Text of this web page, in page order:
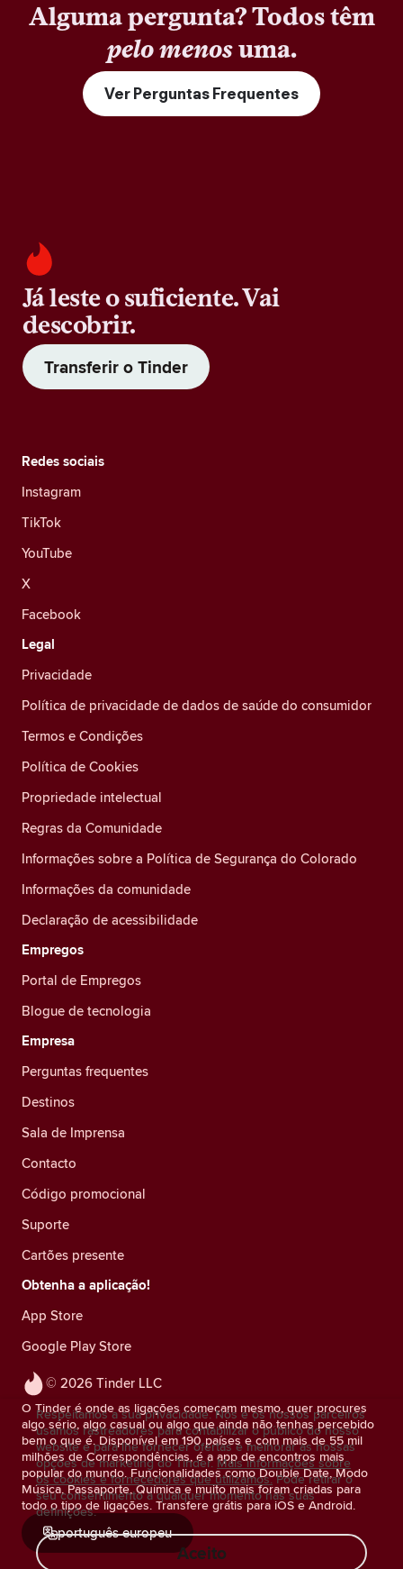
Alguma pergunta? Todos têm
pelo menosuma.
Ver Perguntas Frequentes
Já leste o suficiente. Vai
descobrir.
Transferir o Tinder
© 2026 Tinder LLC
O Tinder é onde as ligações começam mesmo, quer procures
algo sério, algo casual ou algo que ainda não tenhas percebido
bem o que é. Disponível em 190 países e com mais de 55 mil
milhões de Correspondências, é a app de encontros mais
popular do mundo. Funcionalidades como Double Date, Modo
Música, Passaporte, Química e muito mais foram criadas para
todo o tipo de ligações. Transfere grátis para iOS e Android.
português europeu
Redes sociais
Instagram
TikTok
YouTube
X
Facebook
Legal
Privacidade
Política de privacidade de dados de saúde do consumidor
Termos e Condições
Política de Cookies
Propriedade intelectual
Regras da Comunidade
Informações sobre a Política de Segurança do Colorado
Informações da comunidade
Declaração de acessibilidade
Empregos
Portal de Empregos
Blogue de tecnologia
Empresa
Perguntas frequentes
Destinos
Sala de Imprensa
Contacto
Código promocional
Suporte
Cartões presente
Obtenha a aplicação!
App Store
Google Play Store
Respeitamos a sua privacidade. Nós e os nossos parceiros
usamos rastreadores para contabilizar o público do nosso
website e para lhe fornecer ofertas e melhorar as nossas
opções de marketing do Tinder. Mais informações sobre
os cookies e fornecedores que utilizamos. Pode retirar o
seu consentimento a qualquer momento nas suas
definições.
Aceito